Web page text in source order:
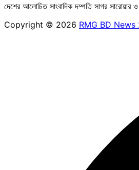
দেশের আলোচিত সাংবাদিক দম্পতি সাগর
Copyright © 2026 RMG BD News